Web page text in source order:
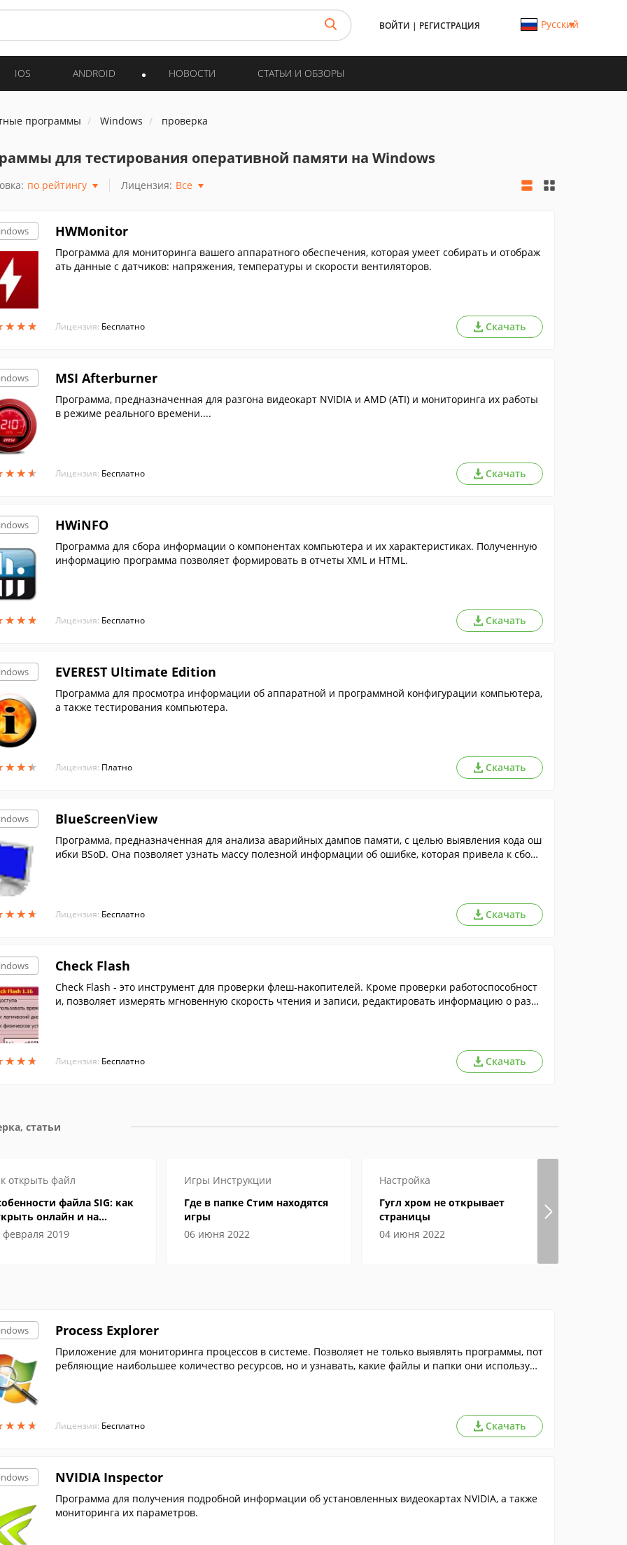
ВОЙТИ | РЕГИСТРАЦИЯ Русский
IOS ANDROID НОВОСТИ СТАТЬИ И ОБЗОРЫ
программы Windows проверка
для тестирования оперативной памяти на Windows
по рейтингу Лицензия: Все
★★★
★★★
HWMonitor
Программа для мониторинга вашего аппаратного обеспечения, которая умеет собирать и отображ
ать данные с датчиков: напряжения, температуры и скорости вентиляторов.
Лицензия: Бесплатно Скачать
★★★
★★★
MSI Afterburner
Программа, предназначенная для разгона видеокарт NVIDIA и AMD (ATI) и мониторинга их работы
в режиме реального времени....
Лицензия: Бесплатно Скачать
★★★
★★★
HWiNFO
Программа для сбора информации о компонентах компьютера и их характеристиках. Полученную
информацию программа позволяет формировать в отчеты XML и HTML.
Лицензия: Бесплатно Скачать
★★★
★★★
EVEREST Ultimate Edition
Программа для просмотра информации об аппаратной и программной конфигурации компьютера,
а также тестирования компьютера.
Лицензия: Платно Скачать
★★★
★★★
BlueScreenView
Программа, предназначенная для анализа аварийных дампов памяти, с целью выявления кода ош
ибки BSoD. Она позволяет узнать массу полезной информации об ошибке, которая привела к сбою
Лицензия: Бесплатно Скачать
★★★
★★★
Check Flash
Check Flash - это инструмент для проверки флеш-накопителей. Кроме проверки работоспособност
и, позволяет измерять мгновенную скорость чтения и записи, редактировать информацию о разде
Лицензия: Бесплатно Скачать
статьи
открыть файл
файла SIG: как
онлайн и на
февраля 2019
Игры Инструкции
Где в папке Стим находятся
игры
06 июня 2022
Настройка
Гугл хром не открывает
страницы
04 июня 2022
★★★
★★★
Process Explorer
Приложение для мониторинга процессов в системе. Позволяет не только выявлять программы, пот
ребляющие наибольшее количество ресурсов, но и узнавать, какие файлы и папки они использую
Лицензия: Бесплатно Скачать
NVIDIA Inspector
Программа для получения подробной информации об установленных видеокартах NVIDIA, а также
мониторинга их параметров.